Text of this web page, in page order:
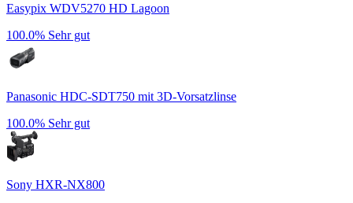
Easypix WDV5270 HD Lagoon
100.0% Sehr gut
Panasonic HDC-SDT750 mit 3D-Vorsatzlinse
100.0% Sehr gut
Sony HXR-NX800